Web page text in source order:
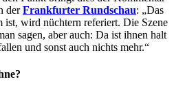
derFrankfurter Rundschau: „Das
ist, wird nüchtern referiert. Die Szene
sagen, aber auch: Da ist ihnen halt
und sonst auch nichts mehr.“